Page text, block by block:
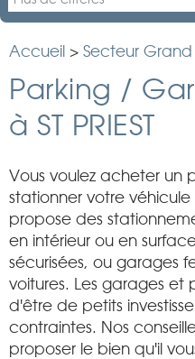
Accueil > Secteur Grand
Parking /
à ST PRIEST
Vous voulez acheter un
stationner votre véhicule
propose des
en intérieur ou en
sécurisées, ou garages
voitures. Les garages
d'être de petits
contraintes. Nos
proposer le bien qu'il